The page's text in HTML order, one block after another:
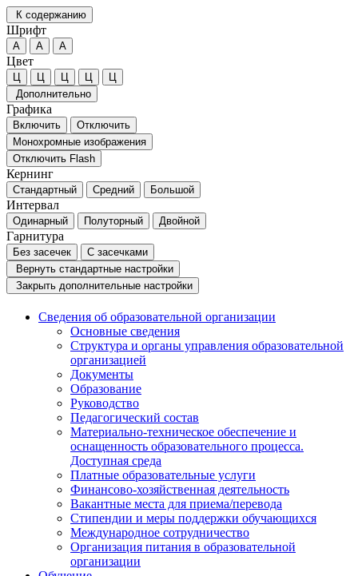
К содержанию
Шрифт
А А А
Цвет
Ц Ц Ц Ц
Ц
Дополнительно
Графика
Включить
Отключить
Монохромные изображения
Отключить Flash
Кернинг
Стандартный Средний Большой
Интервал
Одинарный Полуторный Двойной
Гарнитура
Без засечек
С засечками
Вернуть стандартные настройки
Закрыть дополнительные настройки
Сведения об образовательной организации
Основные сведения
Структура и органы управления образовательной
организацией
Документы
Образование
Руководство
Педагогический состав
Материально-техническое обеспечение и
оснащенность образовательного процесса.
Доступная среда
Платные образовательные услуги
Финансово-хозяйственная деятельность
Вакантные места для приема/перевода
Стипендии и меры поддержки обучающихся
Международное сотрудничество
Организация питания в образовательной
организации